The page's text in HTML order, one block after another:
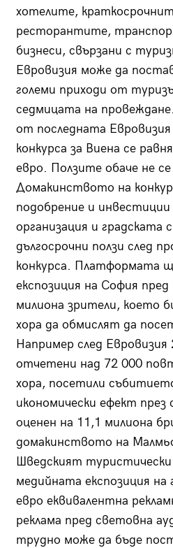
хотелите,
ресторантите,
бизнеси, свързани с
Евровизия може да
големи приходи от
седмицата на
от последната
конкурса за Виена се
евро. Ползите обаче не
Домакинството на
подобрение и
организация и градската
дългосрочни ползи след
конкурса. Платформата
експозиция на София
милиона зрители, което
хора да обмислят да
Например след Евровизия
отчетени над 72 000
хора, посетили
икономически ефект през
оценен на 11,1 милиона
домакинството на
Шведският туристически
медийната експозиция на
евро еквивалентна
реклама пред световна
трудно може да бъде